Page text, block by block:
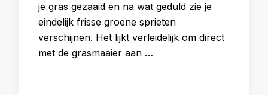
je gras gezaaid en na wat geduld zie je
eindelijk frisse groene sprieten
verschijnen. Het lijkt verleidelijk om direct
met de grasmaaier aan …